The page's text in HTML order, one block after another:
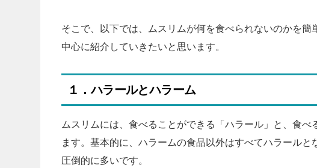
そこで、以下では、ムスリムが何を食べられないのかを
中心に紹介していきたいと思います。
１．ハラールとハラーム
ムスリムには、食べることができる「ハラール」と、食
ます。基本的に、ハラームの食品以外はすべてハラール
圧倒的に多いです。